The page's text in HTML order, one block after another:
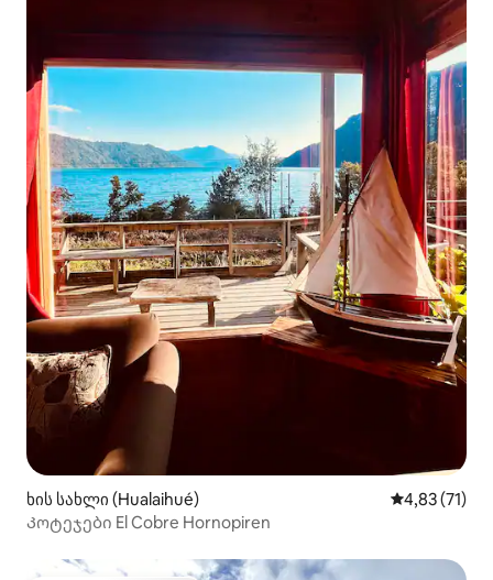
ხის სახლი (Hualaihué) საშუალო
4,83 (71)
Კოტეჯები El Cobre Hornopiren